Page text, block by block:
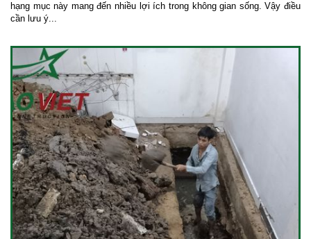
hạng mục này mang đến nhiều lợi ích trong không gian sống. Vậy điều
cần lưu ý...